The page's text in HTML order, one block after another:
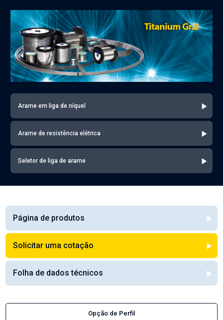
Arame em liga de níquel
Arame de resistência elétrica
Seletor de liga de arame
Página de produtos
Solicitar uma cotação
Folha de dados técnicos
Opção de Perfil